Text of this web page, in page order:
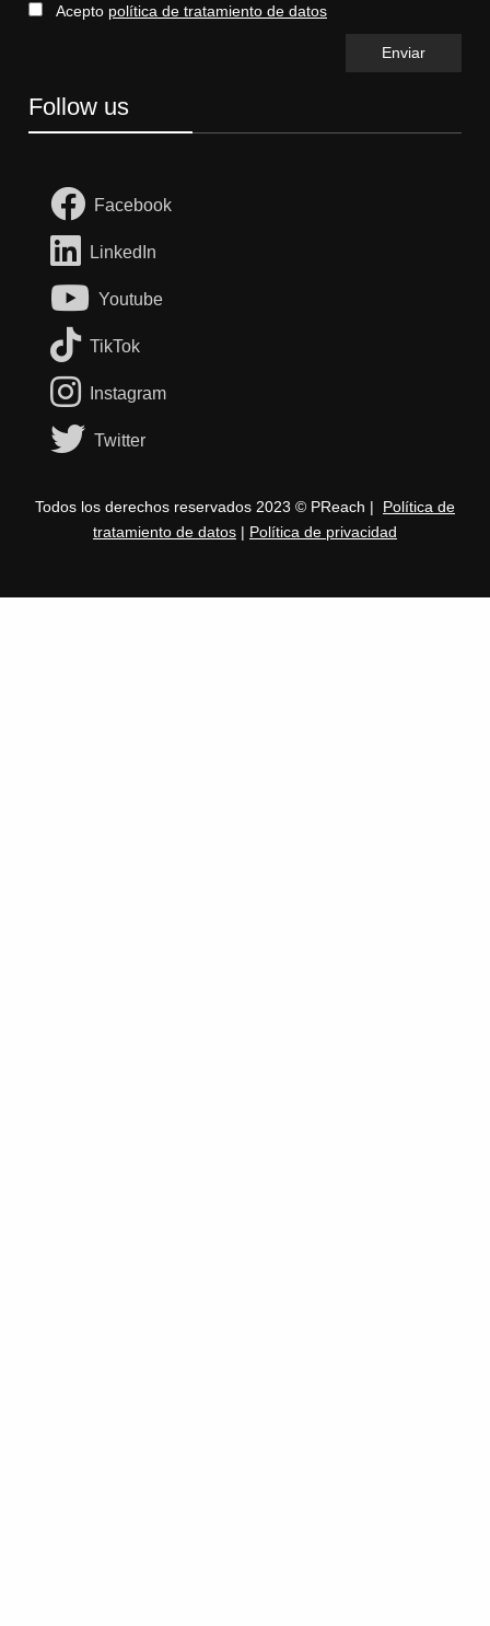
Acepto política de tratamiento de datos
Follow us
Facebook
LinkedIn
Youtube
TikTok
Instagram
Twitter
Todos los derechos reservados 2023 © PReach | Política de
tratamiento de datos | Política de privacidad